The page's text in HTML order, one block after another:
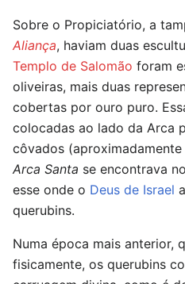
Sobre o Propiciatório, a
Aliança, haviam duas
Templo de Salomão foram
oliveiras, mais duas
cobertas por ouro puro.
colocadas ao lado da Arca
côvados
Arca Santa se encontrava no
esse onde o Deus de Israel
querubins.
Numa época mais anterior,
fisicamente, os querubins